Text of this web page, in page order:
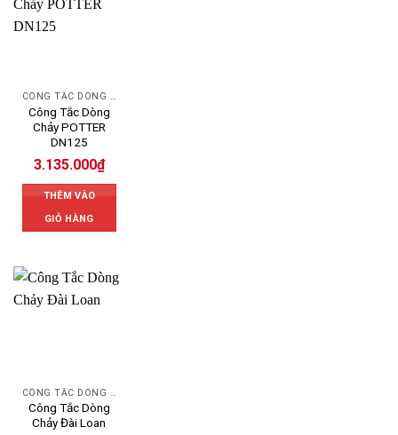
CÔNG TẮC DÒNG CHẢY POTTER - USA
Công Tắc Dòng
Chảy POTTER
DN125
3.135.000₫
THÊM VÀO
GIỎ HÀNG
Công Tắc Dòng
Chảy Đài Loan